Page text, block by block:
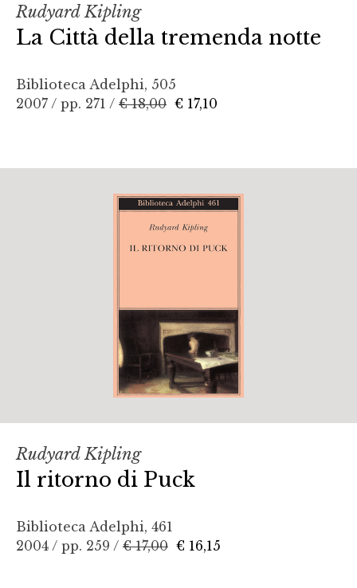
Rudyard Kipling
La Città della tremenda notte
Biblioteca Adelphi, 505
2007 / pp. 271 / € 18,00 € 17,10
Rudyard Kipling
Il ritorno di Puck
Biblioteca Adelphi, 461
2004 / pp. 259 / € 17,00 € 16,15